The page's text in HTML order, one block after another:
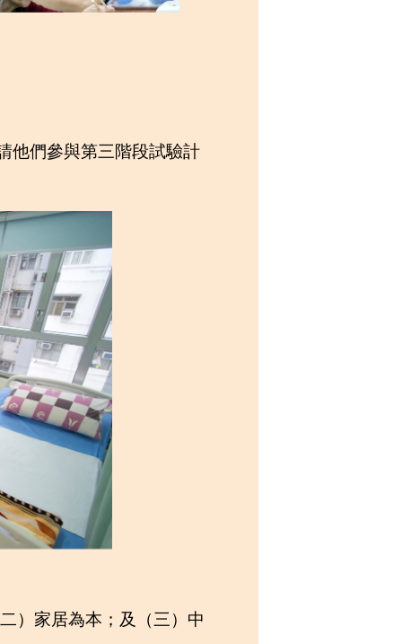
他們參與第三階段試驗計
）家居為本；及（三）中